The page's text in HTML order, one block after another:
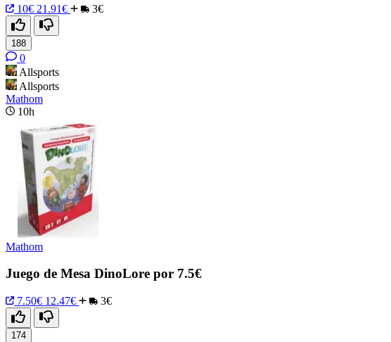
10€ 21.91€ 3€
188
0
Allsports
Allsports
Mathom
10h
Mathom
Juego de Mesa DinoLore por 7.5€
7.50€ 12.47€ 3€
174